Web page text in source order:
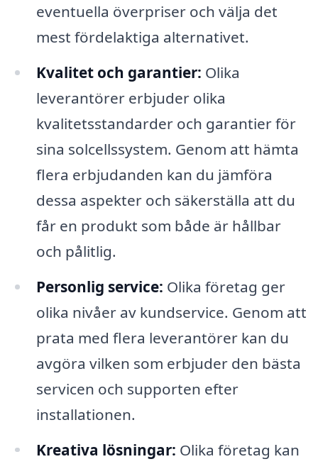
eventuella överpriser och välja det
mest fördelaktiga alternativet.
Kvalitet och garantier: Olika
leverantörer erbjuder olika
kvalitetsstandarder och garantier för
sina solcellssystem. Genom att hämta
flera erbjudanden kan du jämföra
dessa aspekter och säkerställa att du
får en produkt som både är hållbar
och pålitlig.
Personlig service: Olika företag ger
olika nivåer av kundservice. Genom att
prata med flera leverantörer kan du
avgöra vilken som erbjuder den bästa
servicen och supporten efter
installationen.
Kreativa lösningar: Olika företag kan